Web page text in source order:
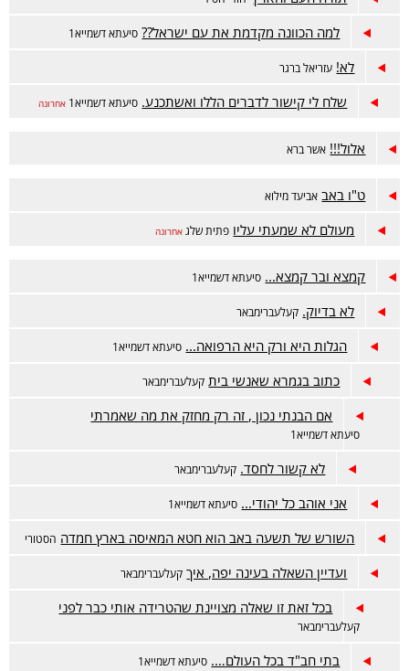
למה הכוונה מקדמת את עם ישראל?? סיעתא דשמייא1
לא! עזריאל ברגר
שלח לי קישור לדברים הללו ואשתכנע. סיעתא דשמייא1 אחרונה
אלול!!! אשר ברא
ט"ו באב אביעד מילוא
מעולם לא שמעתי עליו פתית שלג אחרונה
קמצא ובר קמצא... סיעתא דשמייא1
לא בדיוק. קעלעברימבאר
הגלות היא ורק היא הרפואה... סיעתא דשמייא1
כתוב בגמרא שאנשי בית קעלעברימבאר
אם הבנתי נכון , זה רק מחזק את מה שאמרתי
סיעתא דשמייא1
לא קשור לחסד. קעלעברימבאר
אני אוהב כל יהודי... סיעתא דשמייא1
השורש של תשעה באב הוא חטא המאיסה בארץ חמדה הסטורי
ועדיין השאלה בעינה יפה, איך קעלעברימבאר
בכל זאת זו שאלה מצויינת שהטרידה אותי כבר לפני
קעלעברימבאר
בתי חב"ד בכל העולם…. סיעתא דשמייא1